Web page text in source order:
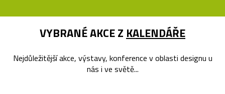
VYBRANÉ AKCE Z KALENDÁŘE
Nejdůležitější akce, výstavy, konference v oblasti designu u
nás i ve světě...